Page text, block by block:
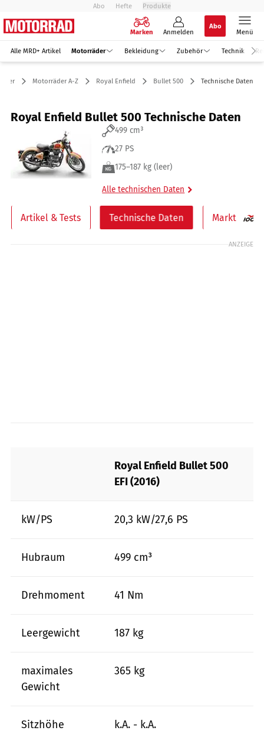
Abo Hefte Produkte
Marken Anmelden
Abo
Menü
Alle MRD+ Artikel Motorräder Bekleidung Zubehör Technik
Motorräder A-Z Royal Enfield Bullet 500 Technische Daten
Royal Enfield Bullet 500 Technische Daten
499 cm³
27 PS
175–187 kg (leer)
Alle technischen Daten
Artikel & Tests Technische Daten Markt
ANZEIGE
Royal Enfield Bullet 500
EFI (2016)
kW/PS 20,3 kW/27,6 PS
Hubraum 499 cm³
Drehmoment 41 Nm
Leergewicht 187 kg
maximales
Gewicht
365 kg
Sitzhöhe k.A. - k.A.